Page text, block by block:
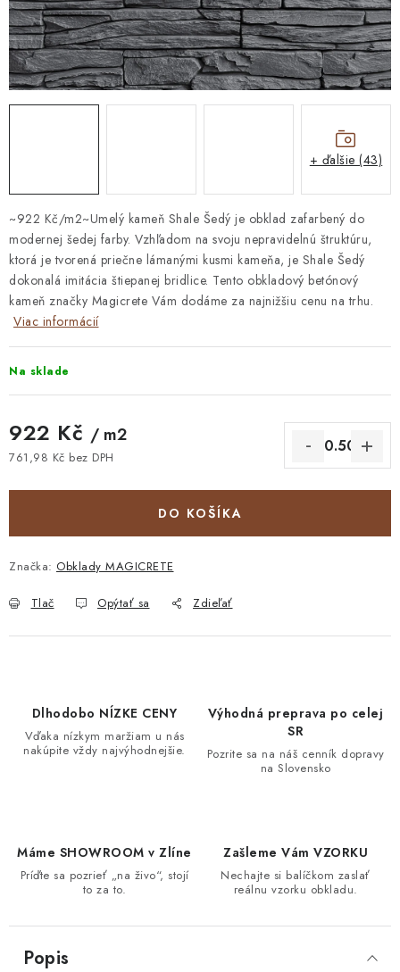
VZORKOVÉ OBKLADY
~922 Kč/m2~Umelý kameň Shale Šedý je obklad zafarbený do
modernej šedej farby. Vzhľadom na svoju nepravidelnú štruktúru,
ktorá je tvorená priečne lámanými kusmi kameňa, je Shale Šedý
dokonalá imitácia štiepanej bridlice. Tento obkladový betónový
kameň značky Magicrete Vám dodáme za najnižšiu cenu na trhu.
Viac informácií
Na sklade
922 Kč / m2
761,98 Kč bez DPH
DO KOŠÍKA
Značka: Obklady MAGICRETE
Tlač Opýtať sa Zdieľať
+ ďalšie (43)
Dlhodobo NÍZKE CENY
Vďaka nízkym maržiam u nás
nakúpite vždy najvýhodnejšie.
Výhodná preprava po celej
SR
Pozrite sa na náš cenník dopravy
na Slovensko
Máme SHOWROOM v Zlíne
Príďte sa pozrieť „na živo“, stojí
to za to.
Zašleme Vám VZORKU
Nechajte si balíčkom zaslať
reálnu vzorku obkladu.
Popis